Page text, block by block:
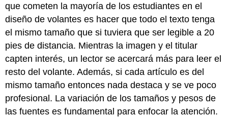
que cometen la mayoría de los estudiantes en el
diseño de volantes es hacer que todo el texto tenga
el mismo tamaño que si tuviera que ser legible a 20
pies de distancia. Mientras la imagen y el titular
capten interés, un lector se acercará más para leer el
resto del volante. Además, si cada artículo es del
mismo tamaño entonces nada destaca y se ve poco
profesional. La variación de los tamaños y pesos de
las fuentes es fundamental para enfocar la atención.